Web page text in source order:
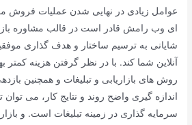
عوامل زیادی در نهایی شدن عملیات فروش
ای وب رامش قادر است در قالب مشاوره
شایانی به ترسیم ساختار و هدف گذاری
آنلاین شما کند. با در نظر گرفتن هزینه کمتر
روش های بازاریابی و تبلیغات و همچنین
اندازه گیری واضح روند و نتایج کار، می
سرمایه گذاری در زمینه تبلیغات است. و